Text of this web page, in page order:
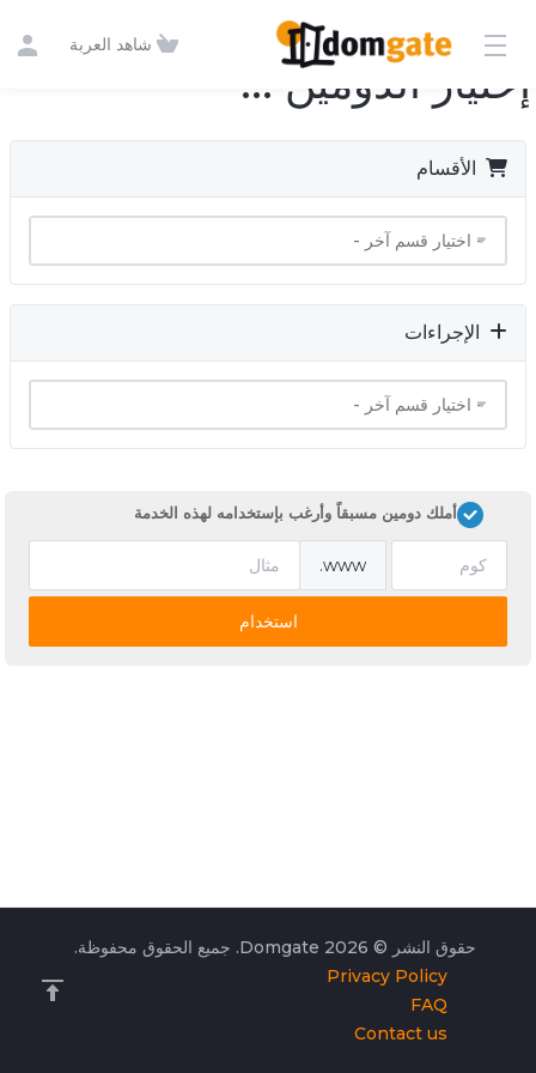
شاهد العربة
إختيار الدومين ...
الأقسام
الإجراءات
أملك دومين مسبقاً وأرغب بإستخدامه لهذه الخدمة
www.
استخدام
حقوق النشر © 2026 Domgate. جميع الحقوق محفوظة.
Privacy Policy
FAQ
Contact us